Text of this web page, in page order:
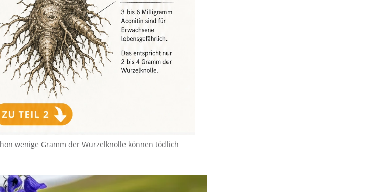
wenige Gramm der Wurzelknolle können tödlich